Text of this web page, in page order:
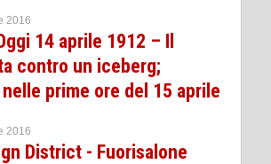
2016
14 aprile 1912 – Il
contro un iceberg;
prime ore del 15 aprile
2016
District - Fuorisalone